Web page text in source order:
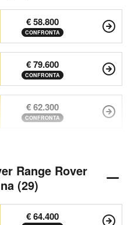
€ 58.800
CONFRONTA
€ 79.600
CONFRONTA
€ 62.300
CONFRONTA
Range Rover
(29)
€ 64.400